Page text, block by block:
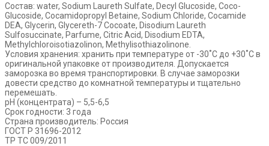
Состав: water, Sodium Laureth Sulfate, Decyl Glucoside, Coco-
Glucoside, Cocamidopropyl Betaine, Sodium Chloride, Cocamide
DEA, Glycerin, Glycereth-7 Cocoate, Disodium Laureth
Sulfosuccinate, Parfume, Citric Acid, Disodium EDTA,
Methylchloroisotiazolinon, Methylisothiazolinone.
Условия хранения: хранить при температуре от -30˚С до +30˚С в
оригинальной упаковке от производителя. Допускается
заморозка во время транспортировки. В случае заморозки
довести средство до комнатной температуры и тщательно
перемешать.
рН (концентрата) – 5,5-6,5
Срок годности: 3 года
Страна производитель: Россия
ГОСТ Р 31696-2012
ТР ТС 009/2011